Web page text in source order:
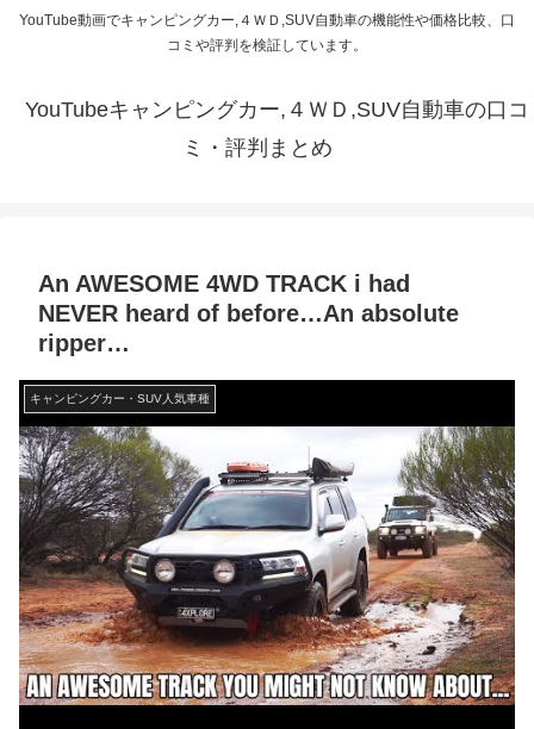
YouTube動画でキャンピングカー,４ＷＤ,SUV自動車の機能性や価格比較、口
コミや評判を検証しています。
YouTubeキャンピングカー,４ＷＤ,SUV自動車の口コ
ミ・評判まとめ
An AWESOME 4WD TRACK i had
NEVER heard of before…An absolute
ripper…
キャンピングカー・SUV人気車種